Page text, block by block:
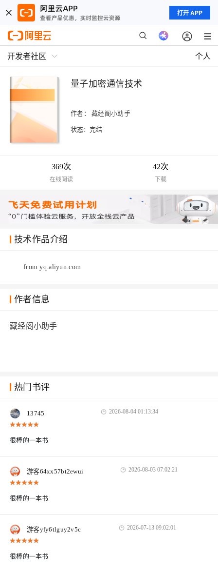
打开 APP
开发者社区 个人
量子加密通信技术
作者：藏经阁小助手
状态：完结
369次
在线阅读
42次
下载
技术作品介绍
from yq.aliyun.com
作者信息
藏经阁小助手
热门书评
13745 2026-08-04 01:13:34
很棒的一本书
游客64xx57bt2ewui 2026-08-03 07:02:21
很棒的一本书
游客yfy6tlguy2v5c 2026-07-13 09:02:01
很棒的一本书